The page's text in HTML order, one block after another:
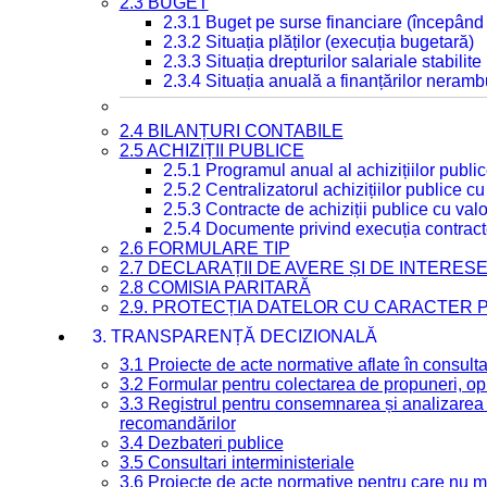
2.3.1 Buget pe surse financiare
2.3.2 Situația plăților (execuția bugetară)
2.3.3 Situația drepturilor salariale
2.3.4 Situația anuală a finanțărilor
2.4 BILANȚURI CONTABILE
2.5 ACHIZIȚII PUBLICE
2.5.1 Programul anual al achizițiilor
2.5.2 Centralizatorul achizițiilor publice
2.5.3 Contracte de achiziții publice cu
2.5.4 Documente privind execuția
2.6 FORMULARE TIP
2.7 DECLARAȚII DE AVERE ȘI DE INTERESE
2.8 COMISIA PARITARĂ
2.9. PROTECȚIA DATELOR CU CARACTER
3. TRANSPARENȚĂ DECIZIONALĂ
3.1 Proiecte de acte normative aflate în
3.2 Formular pentru colectarea de propuneri,
3.3 Registrul pentru consemnarea și
recomandărilor
3.4 Dezbateri publice
3.5 Consultari interministeriale
3.6 Proiecte de acte normative pentru care nu